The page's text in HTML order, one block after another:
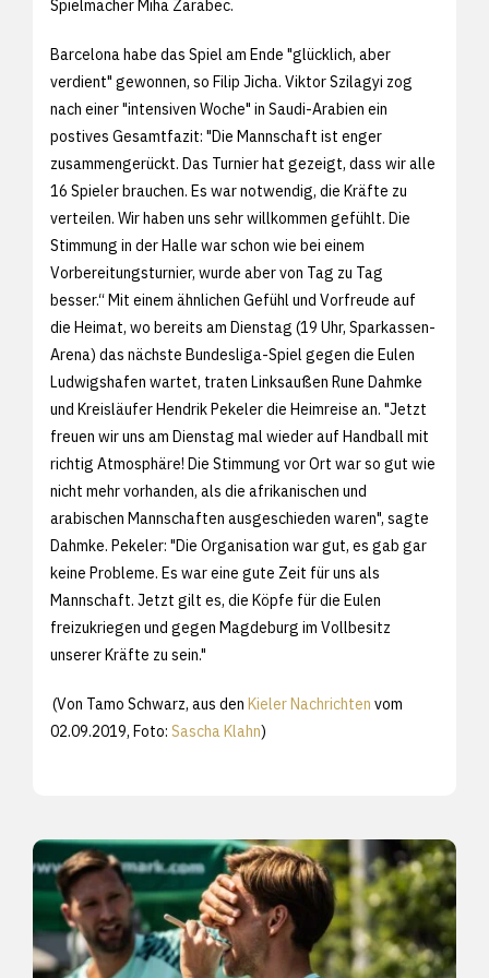
Spielmacher Miha Zarabec.
Barcelona habe das Spiel am Ende "glücklich, aber
verdient" gewonnen, so Filip Jicha. Viktor Szilagyi zog
nach einer "intensiven Woche" in Saudi-Arabien ein
postives Gesamtfazit: "Die Mannschaft ist enger
zusammengerückt. Das Turnier hat gezeigt, dass wir alle
16 Spieler brauchen. Es war notwendig, die Kräfte zu
verteilen. Wir haben uns sehr willkommen gefühlt. Die
Stimmung in der Halle war schon wie bei einem
Vorbereitungsturnier, wurde aber von Tag zu Tag
besser.“ Mit einem ähnlichen Gefühl und Vorfreude auf
die Heimat, wo bereits am Dienstag (19 Uhr, Sparkassen-
Arena) das nächste Bundesliga-Spiel gegen die Eulen
Ludwigshafen wartet, traten Linksaußen Rune Dahmke
und Kreisläufer Hendrik Pekeler die Heimreise an. "Jetzt
freuen wir uns am Dienstag mal wieder auf Handball mit
richtig Atmosphäre! Die Stimmung vor Ort war so gut wie
nicht mehr vorhanden, als die afrikanischen und
arabischen Mannschaften ausgeschieden waren", sagte
Dahmke. Pekeler: "Die Organisation war gut, es gab gar
keine Probleme. Es war eine gute Zeit für uns als
Mannschaft. Jetzt gilt es, die Köpfe für die Eulen
freizukriegen und gegen Magdeburg im Vollbesitz
unserer Kräfte zu sein."
(Von Tamo Schwarz, aus den Kieler Nachrichten vom
02.09.2019, Foto: Sascha Klahn)